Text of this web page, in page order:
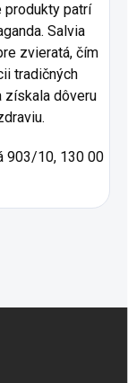
produkty patrí
Salvia
zvieratá, čím
tradičných
získala dôveru
903/10, 130 00